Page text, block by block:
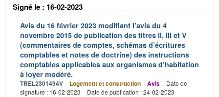
Signé le : 16-02-2023
Avis du 16 février 2023 modifiant l’avis du 4
novembre 2015 de publication des titres II, III et V
(commentaires de comptes, schémas d’écritures
comptables et notes de doctrine) des instructions
comptables applicables aux organismes d’habitation
à loyer modéré.
TREL2301494V Logement et construction Avis
Date de
signature : 16-02-2023
Date de publication : 24-02-2023